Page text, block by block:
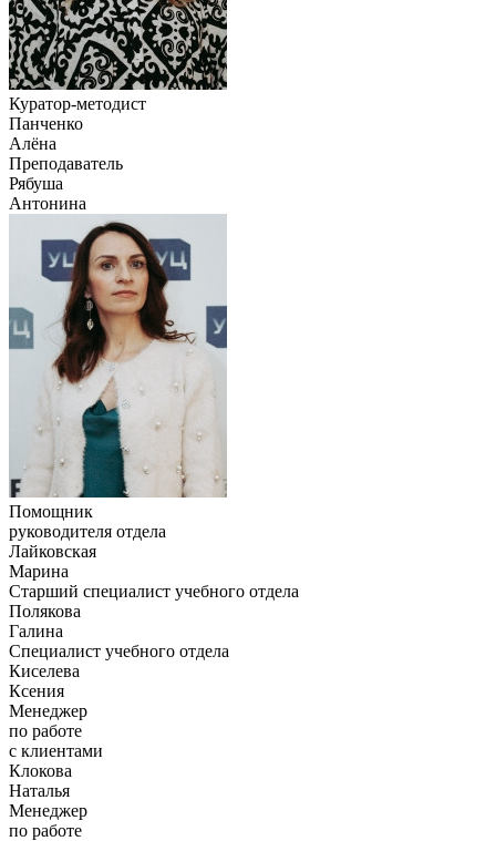
Куратор-методист
Панченко
Алёна
Преподаватель
Рябуша
Антонина
Помощник
руководителя отдела
Лайковская
Марина
Старший специалист учебного отдела
Полякова
Галина
Специалист учебного отдела
Киселева
Ксения
Менеджер
по работе
с клиентами
Клокова
Наталья
Менеджер
по работе